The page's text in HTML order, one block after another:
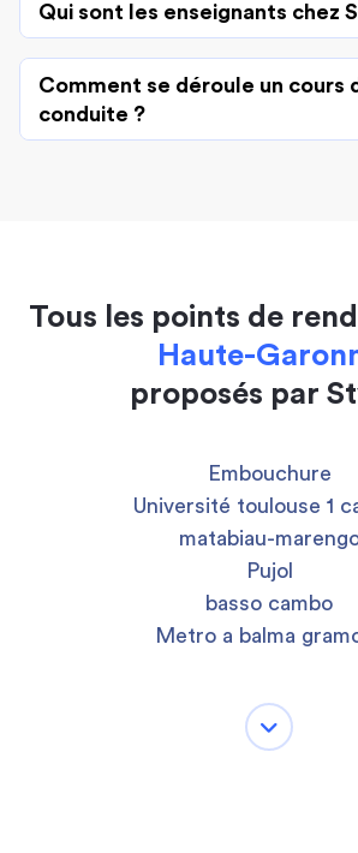
Qui sont les enseignants chez
Comment se déroule un cours
conduite ?
Tous les points de
Haute-
proposés par
Embouchure
Université toulouse 1
matabiau-
Pujol
basso cambo
Metro a balma